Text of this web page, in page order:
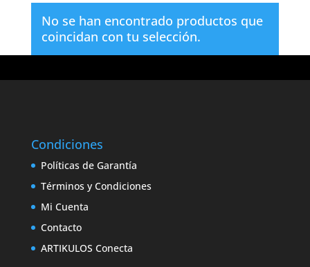
No se han encontrado productos que
coincidan con tu selección.
Condiciones
Políticas de Garantía
Términos y Condiciones
Mi Cuenta
Contacto
ARTIKULOS Conecta